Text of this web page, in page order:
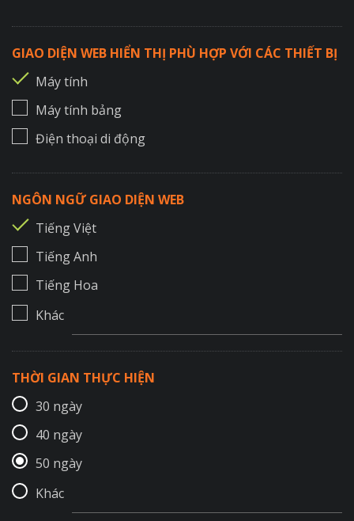
GIAO DIỆN WEB HIỂN THỊ PHÙ HỢP VỚI CÁC THIẾT BỊ
Máy tính
Máy tính bảng
Điện thoại di động
NGÔN NGỮ GIAO DIỆN WEB
Tiếng Việt
Tiếng Anh
Tiếng Hoa
Khác
THỜI GIAN THỰC HIỆN
30 ngày
40 ngày
50 ngày
Khác